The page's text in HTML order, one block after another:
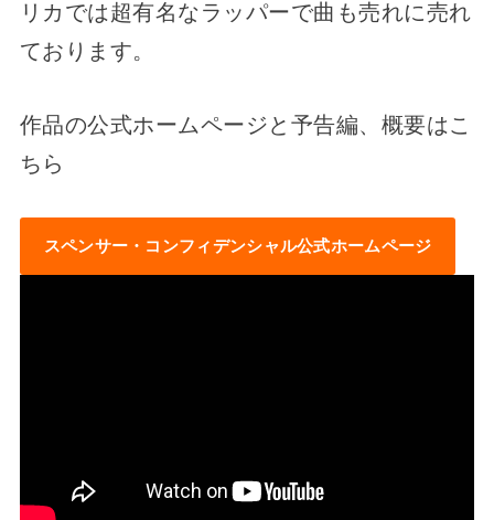
リカでは超有名なラッパーで曲も売れに売れ
ております。
作品の公式ホームページと予告編、概要はこ
ちら
スペンサー・コンフィデンシャル公式ホームページ